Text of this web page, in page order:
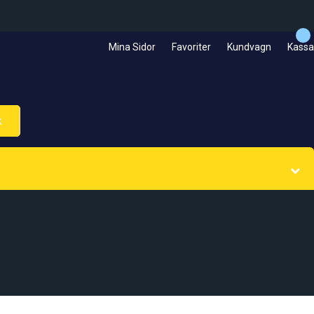
Mina Sidor Favoriter Kundvagn Kassa